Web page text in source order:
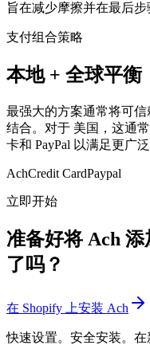
旨在减少摩擦并在最后步
支付组合策略
本地 + 全球平衡
最强大的方案通常将可
结合。对于 美国，这通
卡和 PayPal 以满足更广
AchCredit CardPaypal
立即开始
准备好将 Ach
了吗？
在 Shopify 上安装 Ach
快速设置。安全安装。在